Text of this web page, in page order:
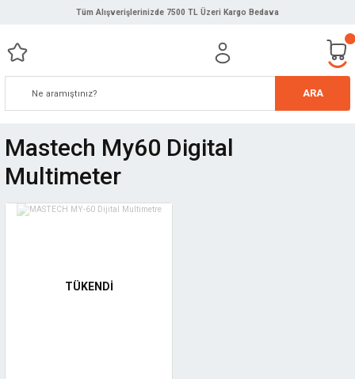
Tüm Alışverişlerinizde 7500 TL Üzeri Kargo Bedava
ARA
Mastech My60 Digital
Multimeter
TÜKENDİ